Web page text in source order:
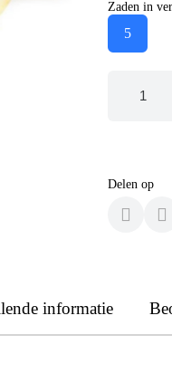
Zaden in
5
Delen op
informatie